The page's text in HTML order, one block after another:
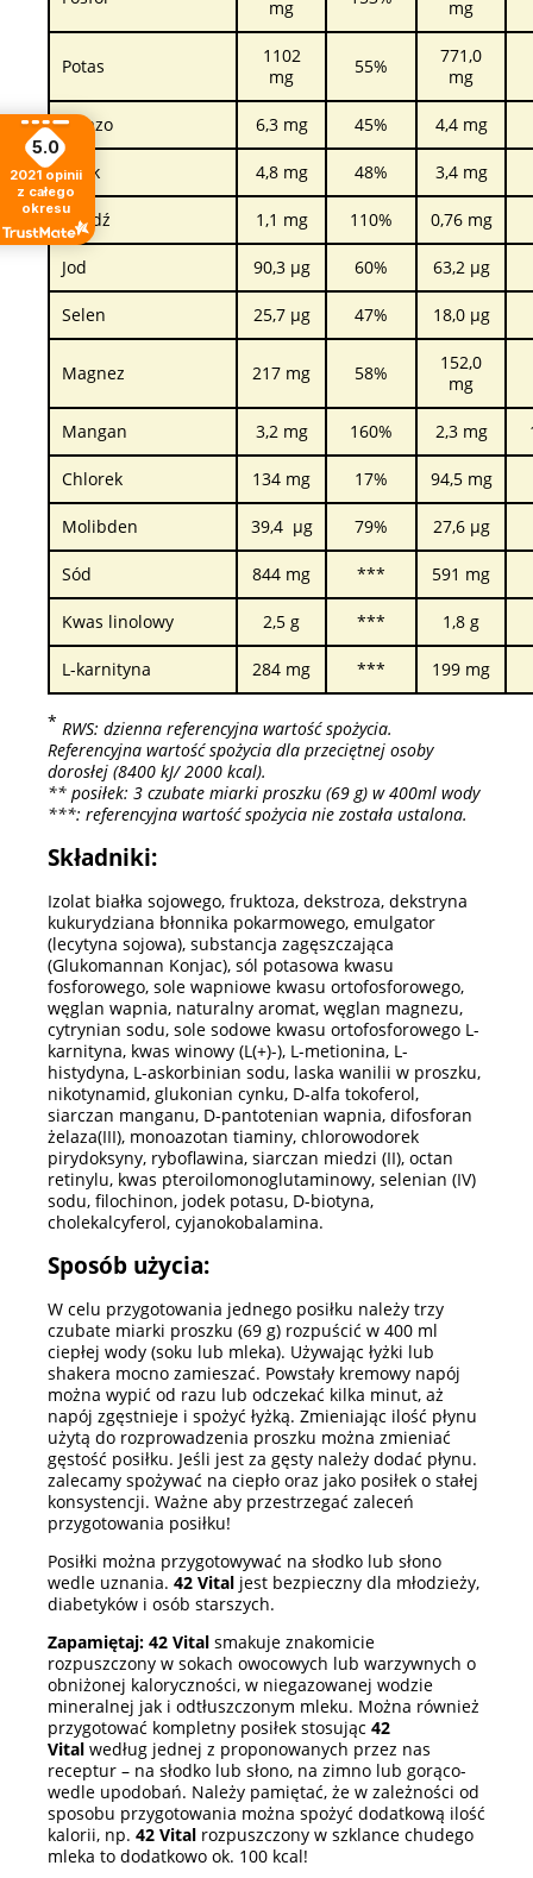
mg mg
Potas
1102
mg
55%
771,0
mg
Żelazo 6,3 mg 45% 4,4 mg
Cynk 4,8 mg 48% 3,4 mg
Miedź 1,1 mg 110% 0,76 mg
Jod 90,3 µg 60% 63,2 µg
Selen 25,7 µg 47% 18,0 µg
Magnez 217 mg 58%
152,0
mg
Mangan 3,2 mg 160% 2,3 mg
Chlorek 134 mg 17% 94,5 mg
Molibden 39,4 µg 79% 27,6 µg
Sód 844 mg *** 591 mg
Kwas linolowy 2,5 g *** 1,8 g
L-karnityna 284 mg *** 199 mg
* RWS: dzienna referencyjna wartość spożycia.
Referencyjna wartość spożycia dla przeciętnej osoby
dorosłej (8400 kJ/ 2000 kcal).
** posiłek: 3 czubate miarki proszku (69 g) w 400ml wody
***: referencyjna wartość spożycia nie została ustalona.
Składniki:
Izolat białka sojowego, fruktoza, dekstroza, dekstryna
kukurydziana błonnika pokarmowego, emulgator
(lecytyna sojowa), substancja zagęszczająca
(Glukomannan Konjac), sól potasowa kwasu
fosforowego, sole wapniowe kwasu ortofosforowego,
węglan wapnia, naturalny aromat, węglan magnezu,
cytrynian sodu, sole sodowe kwasu ortofosforowego L-
karnityna, kwas winowy (L(+)-), L-metionina, L-
histydyna, L-askorbinian sodu, laska wanilii w proszku,
nikotynamid, glukonian cynku, D-alfa tokoferol,
siarczan manganu, D-pantotenian wapnia, difosforan
żelaza(III), monoazotan tiaminy, chlorowodorek
pirydoksyny, ryboflawina, siarczan miedzi (II), octan
retinylu, kwas pteroilomonoglutaminowy, selenian (IV)
sodu, filochinon, jodek potasu, D-biotyna,
cholekalcyferol, cyjanokobalamina.
Sposób użycia:
W celu przygotowania jednego posiłku należy trzy
czubate miarki proszku (69 g) rozpuścić w 400 ml
ciepłej wody (soku lub mleka). Używając łyżki lub
shakera mocno zamieszać. Powstały kremowy napój
można wypić od razu lub odczekać kilka minut, aż
napój zgęstnieje i spożyć łyżką. Zmieniając ilość płynu
użytą do rozprowadzenia proszku można zmieniać
gęstość posiłku. Jeśli jest za gęsty należy dodać płynu.
zalecamy spożywać na ciepło oraz jako posiłek o stałej
konsystencji. Ważne aby przestrzegać zaleceń
przygotowania posiłku!
Posiłki można przygotowywać na słodko lub słono
wedle uznania. 42 Vital jest bezpieczny dla młodzieży,
diabetyków i osób starszych.
Zapamiętaj: 42 Vital smakuje znakomicie
rozpuszczony w sokach owocowych lub warzywnych o
obniżonej kaloryczności, w niegazowanej wodzie
mineralnej jak i odtłuszczonym mleku. Można również
przygotować kompletny posiłek stosując 42
Vital według jednej z proponowanych przez nas
receptur – na słodko lub słono, na zimno lub gorąco-
wedle upodobań. Należy pamiętać, że w zależności od
sposobu przygotowania można spożyć dodatkową ilość
kalorii, np. 42 Vital rozpuszczony w szklance chudego
mleka to dodatkowo ok. 100 kcal!
5.0
2021 opinii
z całego
okresu